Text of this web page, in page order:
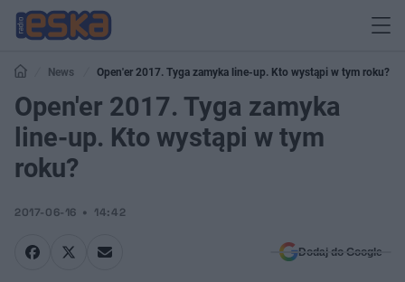
News Open'er 2017. Tyga zamyka line-up. Kto wystąpi w tym roku?
Open'er 2017. Tyga zamyka
line-up. Kto wystąpi w tym
roku?
2017-06-16 14:42
Dodaj do Google